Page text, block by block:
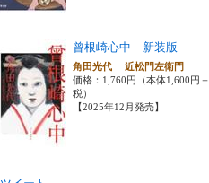
曾根崎心中 新装版
角田光代 近松門左衛門
価格：1,760円（本体1,600円＋
税）
【2025年12月発売】